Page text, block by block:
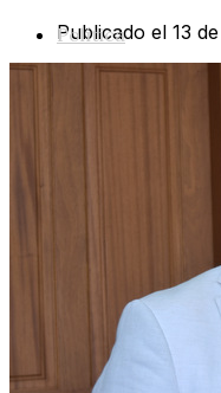
Política
Publicado el 13